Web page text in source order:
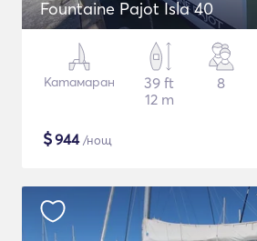
Fountaine Pajot Isla 40
Катамаран
39 ft
12 m
8
$944/нощ